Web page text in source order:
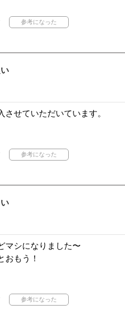
させていただいています。
マシになりました〜
おもう！